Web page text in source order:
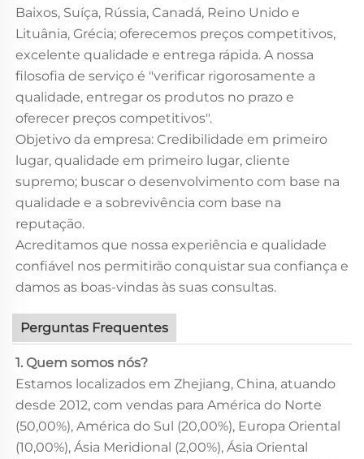
Baixos, Suíça, Rússia, Canadá, Reino Unido e
Lituânia, Grécia; oferecemos preços competitivos,
excelente qualidade e entrega rápida. A nossa
filosofia de serviço é "verificar rigorosamente a
qualidade, entregar os produtos no prazo e
oferecer preços competitivos".
Objetivo da empresa: Credibilidade em primeiro
lugar, qualidade em primeiro lugar, cliente
supremo; buscar o desenvolvimento com base na
qualidade e a sobrevivência com base na
reputação.
Acreditamos que nossa experiência e qualidade
confiável nos permitirão conquistar sua confiança e
damos as boas-vindas às suas consultas.
Perguntas Frequentes
1. Quem somos nós?
Estamos localizados em Zhejiang, China, atuando
desde 2012, com vendas para América do Norte
(50,00%), América do Sul (20,00%), Europa Oriental
(10,00%), Ásia Meridional (2,00%), Ásia Oriental